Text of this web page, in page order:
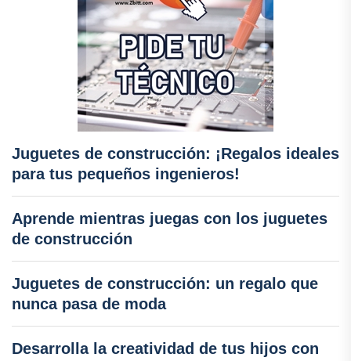
Juguetes de construcción: ¡Regalos ideales
para tus pequeños ingenieros!
Aprende mientras juegas con los juguetes
de construcción
Juguetes de construcción: un regalo que
nunca pasa de moda
Desarrolla la creatividad de tus hijos con